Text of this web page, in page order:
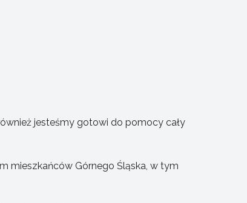
jesteśmy gotowi do pomocy cały
mieszkańców Górnego Śląska, w tym